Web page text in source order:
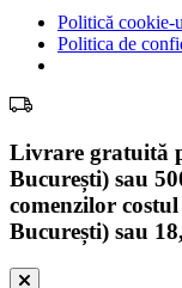
Politică cookie-
Politica de
Livrare gratuită
București) sau
comenzilor
București) sau